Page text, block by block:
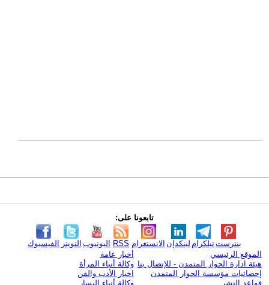
تابعونا على:
الفيسبوك التويتر اليوتيوب RSS الانستغرام لينكدإن تيلكرامبنترست
الموقع الرئيسي
هيئة ادارة الحوار المتمدن - للإتصال بنا
إحصائيات مؤسسة الحوار المتمدن
قواعد النشر
أخبار عامة
وكالة أنباء المرأة
اخبار الأدب والفن
وكالة أنباء اليسار